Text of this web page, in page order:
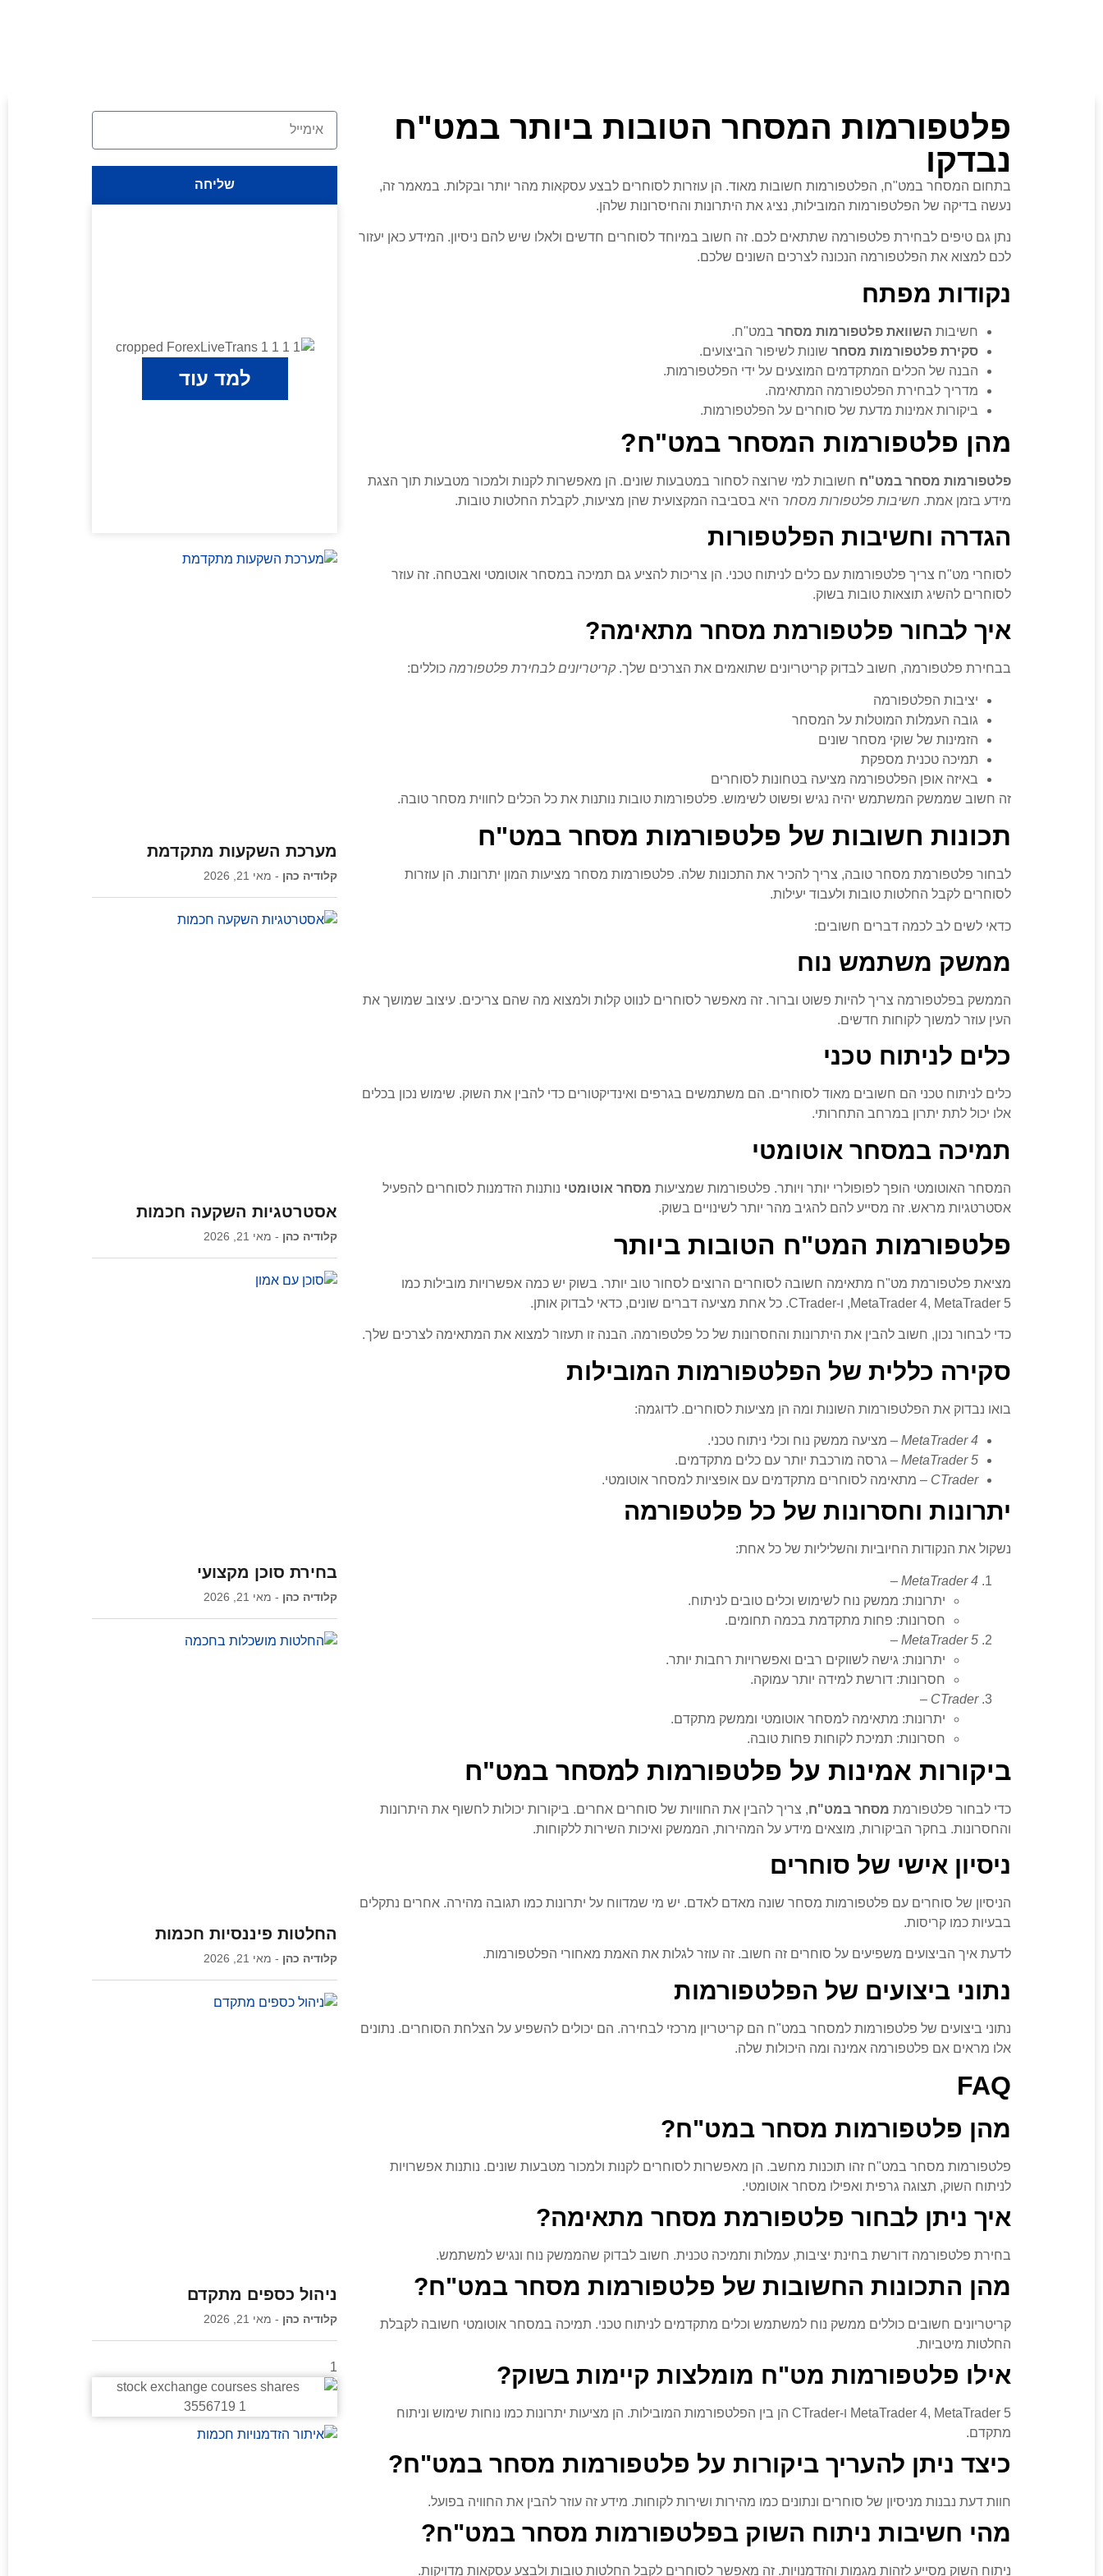
שליחה
למד עוד
מערכת השקעות מתקדמת
קלודיה כהן מאי 21, 2026
אסטרטגיות השקעה חכמות
קלודיה כהן מאי 21, 2026
בחירת סוכן מקצועי
קלודיה כהן מאי 21, 2026
החלטות פיננסיות חכמות
קלודיה כהן מאי 21, 2026
ניהול כספים מתקדם
קלודיה כהן מאי 21, 2026
פלטפורמות המסחר הטובות ביותר במט"ח
נבדקו
בתחום המסחר במט"ח, הפלטפורמות חשובות מאוד. הן עוזרות לסוחרים לבצע עסקאות מהר יותר ובקלות. במאמר זה,
נעשה בדיקה של הפלטפורמות המובילות, נציג את היתרונות והחיסרונות שלהן.
נתן גם טיפים לבחירת פלטפורמה שתתאים לכם. זה חשוב במיוחד לסוחרים חדשים ולאלו שיש להם ניסיון. המידע כאן יעזור
לכם למצוא את הפלטפורמה הנכונה לצרכים השונים שלכם.
נקודות מפתח
חשיבות השוואת פלטפורמות מסחר במט"ח.
סקירת פלטפורמות מסחר שונות לשיפור הביצועים.
הבנה של הכלים המתקדמים המוצעים על ידי הפלטפורמות.
מדריך לבחירת הפלטפורמה המתאימה.
ביקורות אמינות מדעת של סוחרים על הפלטפורמות.
מהן פלטפורמות המסחר במט"ח?
פלטפורמות מסחר במט"ח חשובות למי שרוצה לסחור במטבעות שונים. הן מאפשרות לקנות ולמכור מטבעות תוך הצגת
מידע בזמן אמת. חשיבות פלטפורות מסחר היא בסביבה המקצועית שהן מציעות, לקבלת החלטות טובות.
הגדרה וחשיבות הפלטפורות
לסוחרי מט"ח צריך פלטפורמות עם כלים לניתוח טכני. הן צריכות להציע גם תמיכה במסחר אוטומטי ואבטחה. זה עוזר
לסוחרים להשיג תוצאות טובות בשוק.
איך לבחור פלטפורמת מסחר מתאימה?
בבחירת פלטפורמה, חשוב לבדוק קריטריונים שתואמים את הצרכים שלך.קריטריונים לבחירת פלטפורמה כוללים:
יציבות הפלטפורמה
גובה העמלות המוטלות על המסחר
הזמינות של שוקי מסחר שונים
תמיכה טכנית מספקת
באיזה אופן הפלטפורמה מציעה בטחונות לסוחרים
זה חשוב שממשק המשתמש יהיה נגיש ופשוט לשימוש. פלטפורמות טובות נותנות את כל הכלים לחווית מסחר טובה.
תכונות חשובות של פלטפורמות מסחר במט"ח
לבחור פלטפורמת מסחר טובה, צריך להכיר את התכונות שלה. פלטפורמות מסחר מציעות המון יתרונות. הן עוזרות
לסוחרים לקבל החלטות טובות ולעבוד יעילות.
כדאי לשים לב לכמה דברים חשובים:
ממשק משתמש נוח
הממשק בפלטפורמה צריך להיות פשוט וברור. זה מאפשר לסוחרים לנווט קלות ולמצוא מה שהם צריכים. עיצוב שמושך את
העין עוזר למשוך לקוחות חדשים.
כלים לניתוח טכני
כלים לניתוח טכני הם חשובים מאוד לסוחרים. הם משתמשים בגרפים ואינדיקטורים כדי להבין את השוק. שימוש נכון בכלים
אלו יכול לתת יתרון במרחב התחרותי.
תמיכה במסחר אוטומטי
המסחר האוטומטי הופך לפופולרי יותר ויותר. פלטפורמות שמציעות מסחר אוטומטי נותנות הזדמנות לסוחרים להפעיל
אסטרטגיות מראש. זה מסייע להם להגיב מהר יותר לשינויים בשוק.
פלטפורמות המט"ח הטובות ביותר
מציאת פלטפורמת מט"ח מתאימה חשובה לסוחרים הרוצים לסחור טוב יותר. בשוק יש כמה אפשרויות מובילות כמו
MetaTrader 4, MetaTrader 5, ו-CTrader. כל אחת מציעה דברים שונים, כדאי לבדוק אותן.
כדי לבחור נכון, חשוב להבין את היתרונות והחסרונות של כל פלטפורמה. הבנה זו תעזור למצוא את המתאימה לצרכים שלך.
סקירה כללית של הפלטפורמות המובילות
בואו נבדוק את הפלטפורמות השונות ומה הן מציעות לסוחרים. לדוגמה:
MetaTrader 4 – מציעה ממשק נוח וכלי ניתוח טכני.
MetaTrader 5 – גרסה מורכבת יותר עם כלים מתקדמים.
CTrader – מתאימה לסוחרים מתקדמים עם אופציות למסחר אוטומטי.
יתרונות וחסרונות של כל פלטפורמה
נשקול את הנקודות החיוביות והשליליות של כל אחת:
MetaTrader 4
–
יתרונות: ממשק נוח לשימוש וכלים טובים לניתוח.
חסרונות: פחות מתקדמת בכמה תחומים.
MetaTrader 5
–
יתרונות: גישה לשווקים רבים ואפשרויות רחבות יותר.
חסרונות: דורשת למידה יותר עמוקה.
CTrader
–
יתרונות: מתאימה למסחר אוטומטי וממשק מתקדם.
חסרונות: תמיכת לקוחות פחות טובה.
ביקורות אמינות על פלטפורמות למסחר במט"ח
כדי לבחור פלטפורמת מסחר במט"ח, צריך להבין את החוויות של סוחרים אחרים. ביקורות יכולות לחשוף את היתרונות
והחסרונות. בחקר הביקורות, מוצאים מידע על המהירות, הממשק ואיכות השירות ללקוחות.
ניסיון אישי של סוחרים
הניסיון של סוחרים עם פלטפורמות מסחר שונה מאדם לאדם. יש מי שמדווח על יתרונות כמו תגובה מהירה. אחרים נתקלים
בבעיות כמו קריסות.
לדעת איך הביצועים משפיעים על סוחרים זה חשוב. זה עוזר לגלות את האמת מאחורי הפלטפורמות.
נתוני ביצועים של הפלטפורמות
נתוני ביצועים של פלטפורמות למסחר במט"ח הם קריטריון מרכזי לבחירה. הם יכולים להשפיע על הצלחת הסוחרים. נתונים
אלו מראים אם פלטפורמה אמינה ומה היכולות שלה.
FAQ
מהן פלטפורמות מסחר במט"ח?
פלטפורמות מסחר במט"ח זהו תוכנות מחשב. הן מאפשרות לסוחרים לקנות ולמכור מטבעות שונים. נותנות אפשרויות
לניתוח השוק, תצוגה גרפית ואפילו מסחר אוטומטי.
איך ניתן לבחור פלטפורמת מסחר מתאימה?
בחירת פלטפורמה דורשת בחינת יציבות, עמלות ותמיכה טכנית. חשוב לבדוק שהממשק נוח ונגיש למשתמש.
מהן התכונות החשובות של פלטפורמות מסחר במט"ח?
קריטריונים חשובים כוללים ממשק נוח למשתמש וכלים מתקדמים לניתוח טכני. תמיכה במסחר אוטומטי חשובה לקבלת
החלטות מיטביות.
אילו פלטפורמות מט"ח מומלצות קיימות בשוק?
MetaTrader 4, MetaTrader 5 ו-CTrader הן בין הפלטפורמות המובילות. הן מציעות יתרונות כמו נוחות שימוש וניתוח
מתקדם.
כיצד ניתן להעריך ביקורות על פלטפורמות מסחר במט"ח?
חוות דעת נבנות מניסיון של סוחרים ונתונים כמו מהירות ושירות לקוחות. מידע זה עוזר להבין את החוויה בפועל.
מהי חשיבות ניתוח השוק בפלטפורמות מסחר במט"ח?
ניתוח השוק מסייע לזהות מגמות והזדמנויות. זה מאפשר לסוחרים לקבל החלטות טובות ולבצע עסקאות מדויקות.